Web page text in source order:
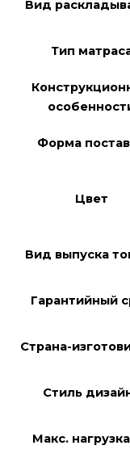
Вид
Тип
Форма
Цвет
Вид выпуска
Гарантийный
Страна-
Стиль
Макс.